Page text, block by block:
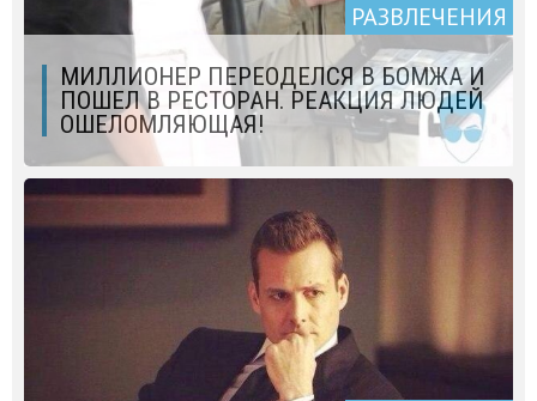
РАЗВЛЕЧЕНИЯ
МИЛЛИОНЕР ПЕРЕОДЕЛСЯ В БОМЖА И
ПОШЕЛ В РЕСТОРАН. РЕАКЦИЯ ЛЮДЕЙ
ОШЕЛОМЛЯЮЩАЯ!